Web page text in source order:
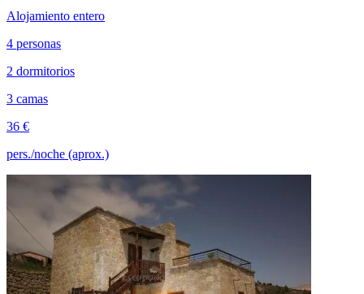
Alojamiento entero
4 personas
2 dormitorios
3 camas
36 €
pers./noche (aprox.)